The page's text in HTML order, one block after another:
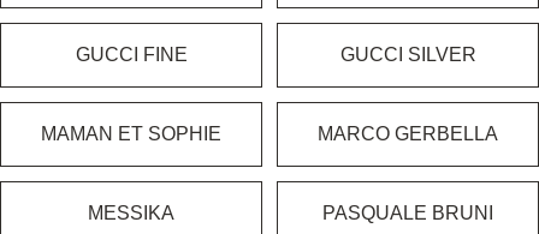
GUCCI FINE GUCCI SILVER
MAMAN ET SOPHIE MARCO GERBELLA
MESSIKA PASQUALE BRUNI